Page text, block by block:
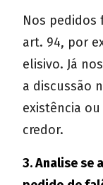
Nos pedidos
art. 94, por
elisivo. Já
a discussão
existência
credor.
3. Analise se